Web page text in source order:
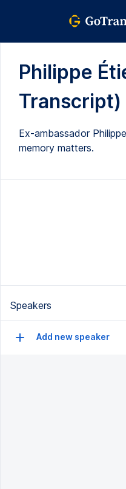
Philippe
Transcript)
Ex-ambassador
memory matters.
Speakers
Add new speaker